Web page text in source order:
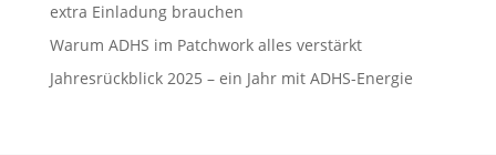
extra Einladung brauchen
Warum ADHS im Patchwork alles verstärkt
Jahresrückblick 2025 – ein Jahr mit ADHS-Energie